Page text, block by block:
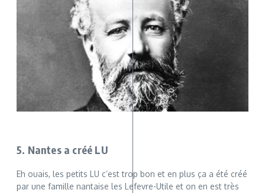
5. Nantes a créé LU
Eh ouais, les petits LU c’est trop bon et en plus ça a été créé
par une famille nantaise les Lefevre-Utile et on en est très